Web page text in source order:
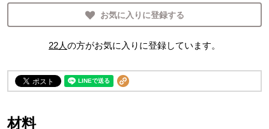
お気に入りに登録する
22人の方がお気に入りに登録しています。
材料